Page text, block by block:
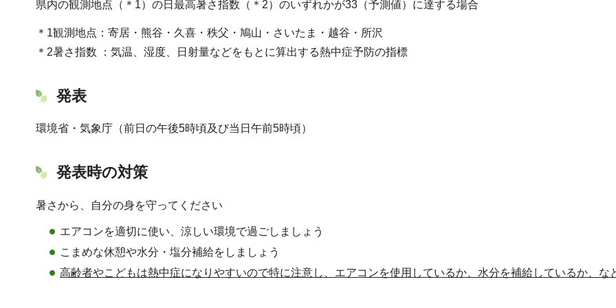
県内の観測地点（＊1）の日最高暑さ指数（＊2）のいずれかが33（予測値）に達する場合
＊1観測地点：寄居・熊谷・久喜・秩父・鳩山・さいたま・越谷・所沢
＊2暑さ指数 ：気温、湿度、日射量などをもとに算出する熱中症予防の指標
発表
環境省・気象庁（前日の午後5時頃及び当日午前5時頃）
発表時の対策
暑さから、自分の身を守ってください
エアコンを適切に使い、涼しい環境で過ごしましょう
こまめな休憩や水分・塩分補給をしましょう
高齢者やこどもは熱中症になりやすいので特に注意し、エアコンを使用しているか、水分を補給しているか、な